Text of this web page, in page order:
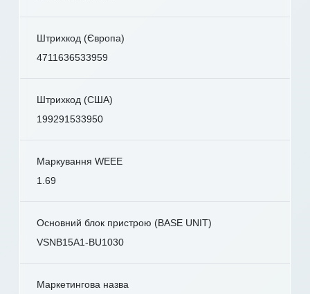
Штрихкод (Європа)
4711636533959
Штрихкод (США)
199291533950
Маркування WEEE
1.69
Основний блок пристрою (BASE UNIT)
VSNB15A1-BU1030
Маркетингова назва